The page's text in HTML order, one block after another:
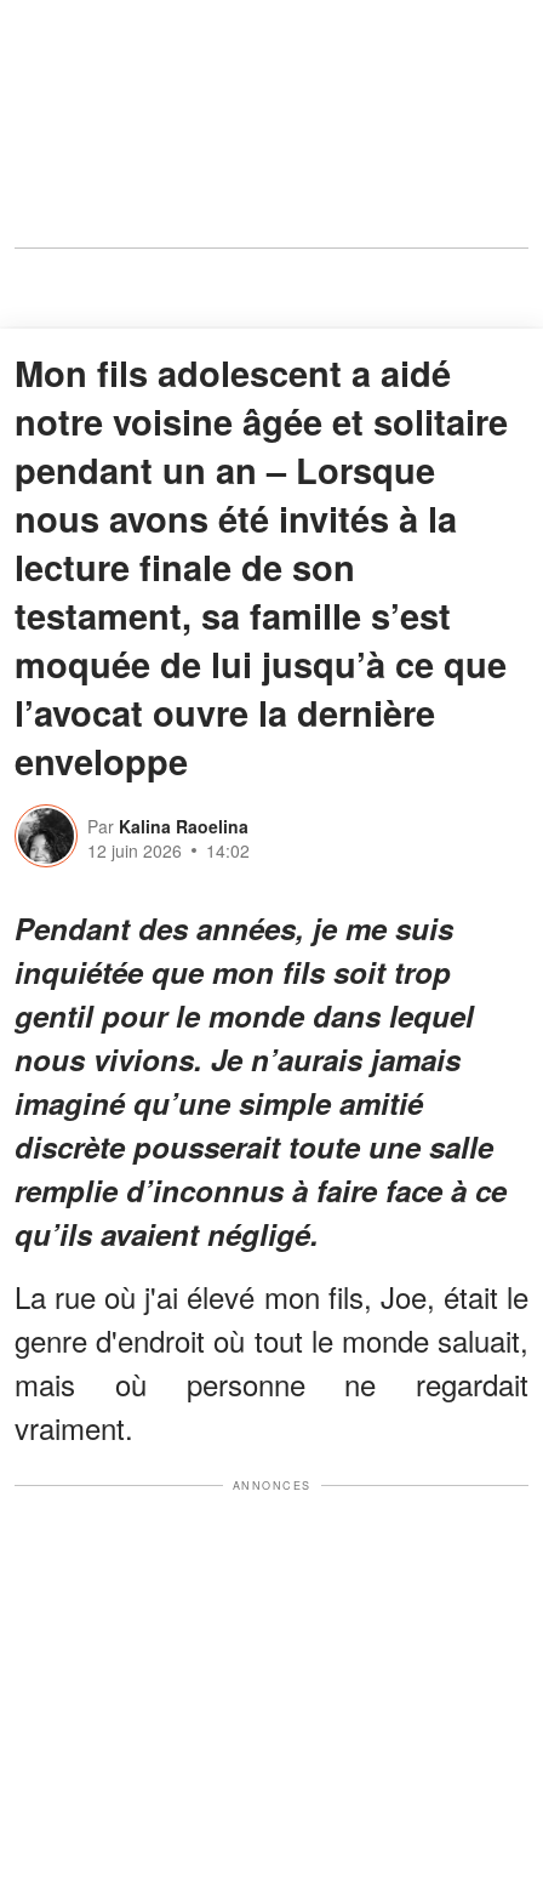
Mon fils adolescent a aidé
notre voisine âgée et solitaire
pendant un an – Lorsque
nous avons été invités à la
lecture finale de son
testament, sa famille s’est
moquée de lui jusqu’à ce que
l’avocat ouvre la dernière
enveloppe
Par Kalina Raoelina
12 juin 2026
14:02
Pendant des années, je me suis
inquiétée que mon fils soit trop
gentil pour le monde dans lequel
nous vivions. Je n’aurais jamais
imaginé qu’une simple amitié
discrète pousserait toute une salle
remplie d’inconnus à faire face à ce
qu’ils avaient négligé.
La rue où j'ai élevé mon fils, Joe, était le
genre d'endroit où tout le monde saluait,
mais où personne ne regardait
vraiment.
ANNONCES